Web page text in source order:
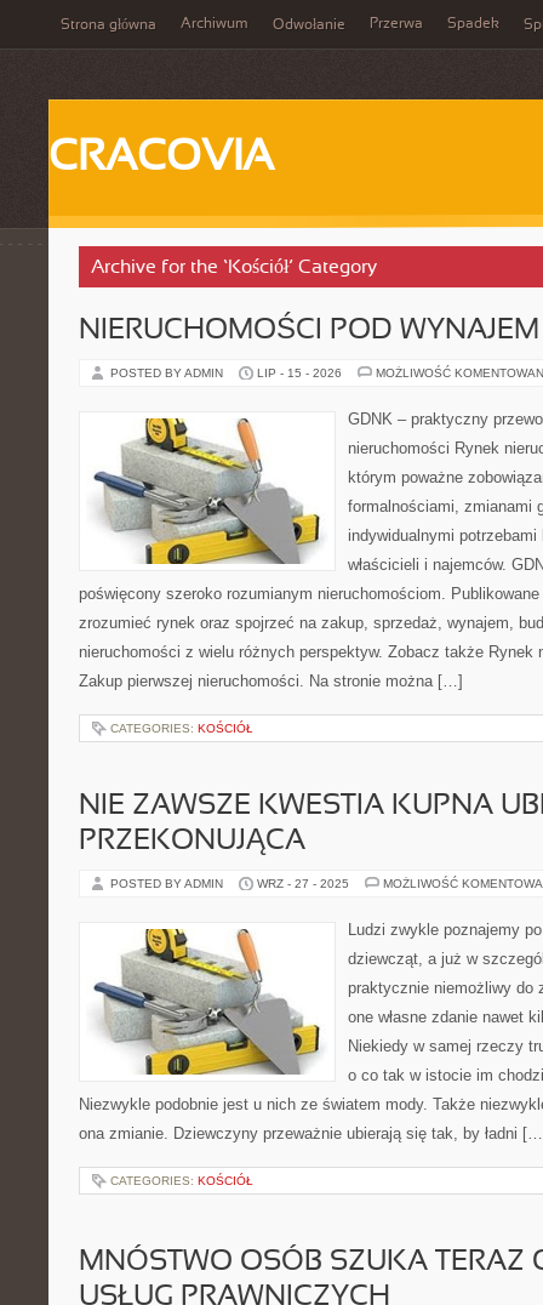
Strona główna Archiwum Odwołanie Przerwa Spadek
CRACOVIA
Archive for the ‘Kościół’ Category
NIERUCHOMOŚCI POD WYNAJEM
POSTED BY ADMIN LIP - 15 - 2026 MOŻLIWOŚĆ
GDNK – praktyczny
nieruchomości Rynek
którym poważne
formalnościami, zmianami
indywidualnymi
właścicieli i najemców.
poświęcony szeroko rozumianym nieruchomościom. Publikowane
zrozumieć rynek oraz spojrzeć na zakup, sprzedaż, wynajem,
nieruchomości z wielu różnych perspektyw. Zobacz także Rynek
Zakup pierwszej nieruchomości. Na stronie można […]
CATEGORIES: KOŚCIÓŁ
NIE ZAWSZE KWESTIA KUPNA
PRZEKONUJĄCA
POSTED BY ADMIN WRZ - 27 - 2025 MOŻLIWOŚĆ
Ludzi zwykle poznajemy
dziewcząt, a już w
praktycznie niemożliwy do
one własne zdanie nawet
Niekiedy w samej rzeczy
o co tak w istocie im
Niezwykle podobnie jest u nich ze światem mody. Także
ona zmianie. Dziewczyny przeważnie ubierają się tak, by ładni
CATEGORIES: KOŚCIÓŁ
MNÓSTWO OSÓB SZUKA TERAZ
USŁUG PRAWNICZYCH